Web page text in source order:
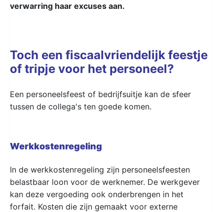
verwarring haar excuses aan.
Toch een fiscaalvriendelijk feestje
of tripje voor het personeel?
Een personeelsfeest of bedrijfsuitje kan de sfeer
tussen de collega's ten goede komen.
Werkkostenregeling
In de werkkostenregeling zijn personeelsfeesten
belastbaar loon voor de werknemer. De werkgever
kan deze vergoeding ook onderbrengen in het
forfait. Kosten die zijn gemaakt voor externe